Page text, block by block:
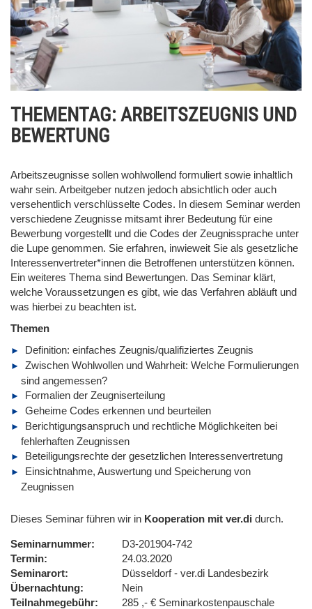
THEMENTAG: ARBEITSZEUGNIS UND
BEWERTUNG
Arbeitszeugnisse sollen wohlwollend formuliert sowie inhaltlich
wahr sein. Arbeitgeber nutzen jedoch absichtlich oder auch
versehentlich verschlüsselte Codes. In diesem Seminar werden
verschiedene Zeugnisse mitsamt ihrer Bedeutung für eine
Bewerbung vorgestellt und die Codes der Zeugnissprache unter
die Lupe genommen. Sie erfahren, inwieweit Sie als gesetzliche
Interessenvertreter*innen die Betroffenen unterstützen können.
Ein weiteres Thema sind Bewertungen. Das Seminar klärt,
welche Voraussetzungen es gibt, wie das Verfahren abläuft und
was hierbei zu beachten ist.
Themen
Definition: einfaches Zeugnis/qualifiziertes Zeugnis
Zwischen Wohlwollen und Wahrheit: Welche Formulierungen
sind angemessen?
Formalien der Zeugniserteilung
Geheime Codes erkennen und beurteilen
Berichtigungsanspruch und rechtliche Möglichkeiten bei
fehlerhaften Zeugnissen
Beteiligungsrechte der gesetzlichen Interessenvertretung
Einsichtnahme, Auswertung und Speicherung von
Zeugnissen
Dieses Seminar führen wir in Kooperation mit ver.di durch.
Seminarnummer
D3-201904-742
Termin
24.03.2020
Seminarort
Düsseldorf - ver.di Landesbezirk
Übernachtung
Nein
Teilnahmegebühr
285 ,- € Seminarkostenpauschale